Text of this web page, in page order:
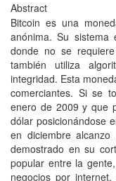
Abstract
Bitcoin es una
anónima. Su
donde no se
también utiliza
integridad. Esta
comerciantes. Si se
enero de 2009 y que
dólar posicionándose
en diciembre
demostrado en su
popular entre la
negocios por